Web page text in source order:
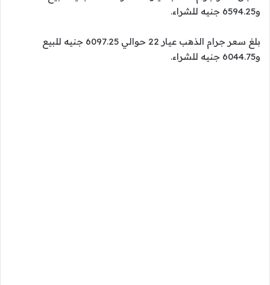
و6594.25 جنيه للشراء.
بلغ سعر جرام الذهب عيار 22 حوالي 6097.25 جنيه للبيع
و6044.75 جنيه للشراء.